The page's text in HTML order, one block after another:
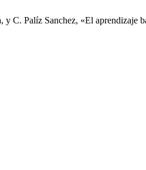
C. Palíz Sanchez, «El aprendizaje